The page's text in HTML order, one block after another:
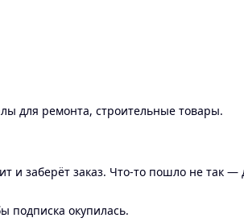
для ремонта, строительные товары.
и заберёт заказ. Что-то пошло не так —
подписка окупилась.